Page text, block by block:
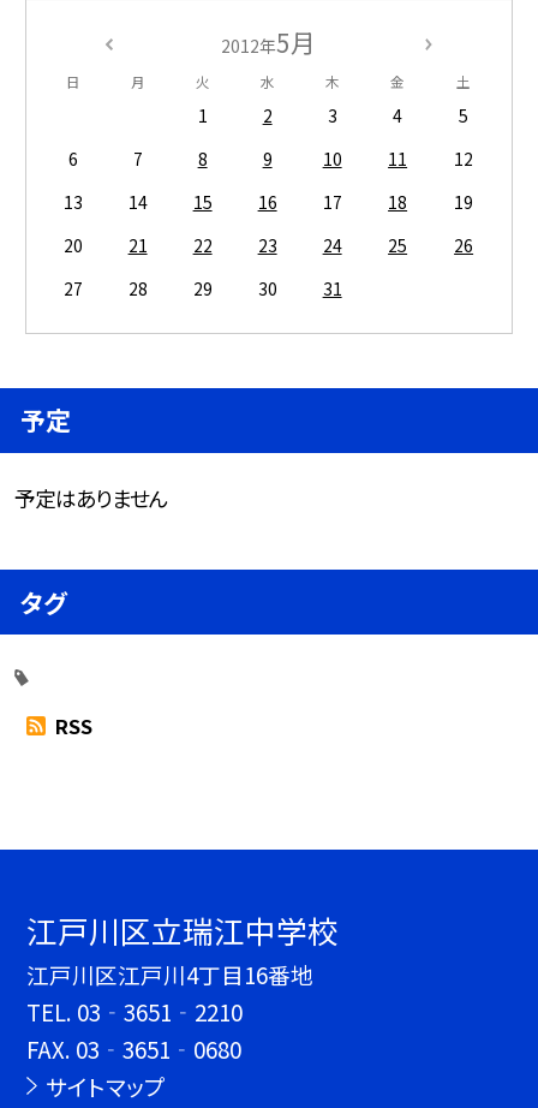
2012年5月
日 月 火 水 木 金 土
1 2 3 4
5
6
7 8 9 10 11
12
13
14 15 16 17 18
19
20
21 22 23 24 25
26
27
28 29 30 31
予定
予定はありません
タグ
RSS
江戸川区立瑞江中学校
江戸川区江戸川4丁目16番地
TEL. 03‐3651‐2210
FAX. 03‐3651‐0680
サイトマップ